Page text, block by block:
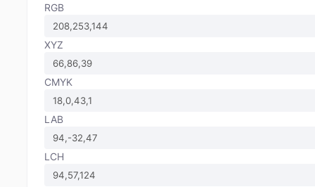
RGB
XYZ
CMYK
LAB
LCH